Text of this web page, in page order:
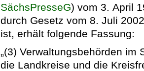
SächsPresseG) vom 3. April
durch Gesetz vom 8. Juli
ist, erhält folgende Fassung:
„(3) Verwaltungsbehörden im
die Landkreise und die